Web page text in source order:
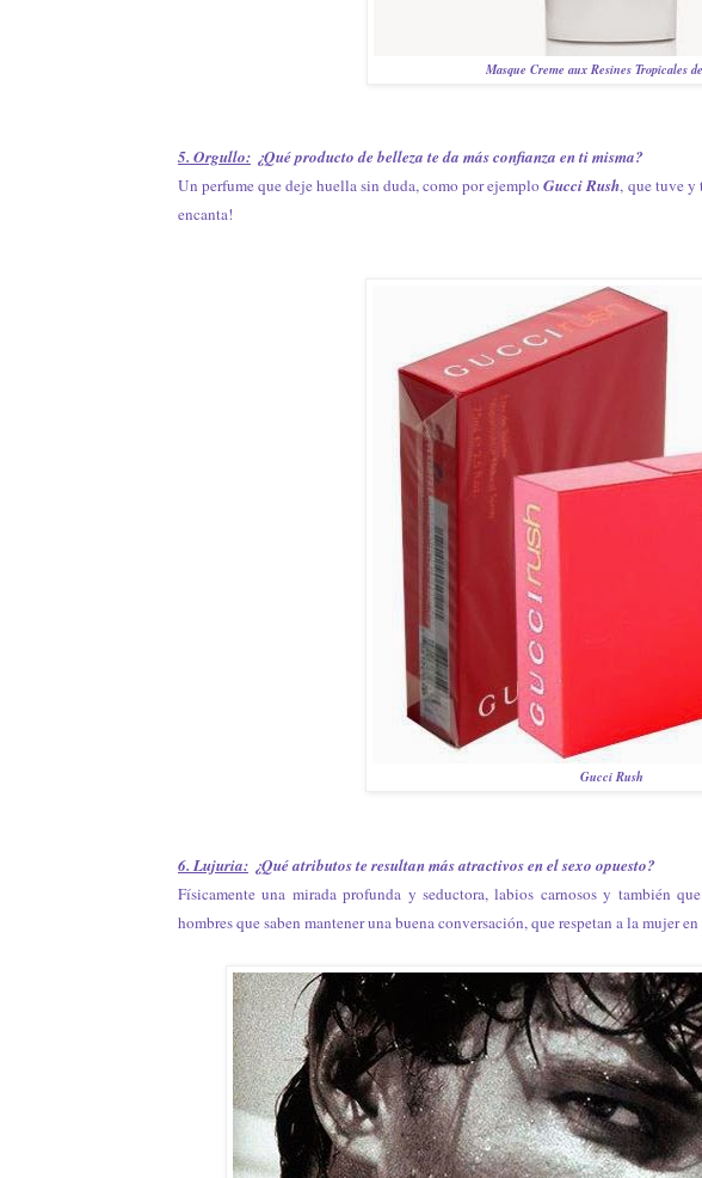
Masque Creme aux Resines Tropicales
5. Orgullo: ¿Qué producto de belleza te da más confianza en ti misma?
Un perfume que deje huella sin duda, como por ejemploGucci Rush, que tuve y
encanta!
Gucci Rush
6. Lujuria: ¿Qué atributos te resultan más atractivos en el sexo opuesto?
Físicamente una mirada profunda y seductora, labios carnosos y también
hombres que saben mantener una buena conversación, que respetan a la mujer